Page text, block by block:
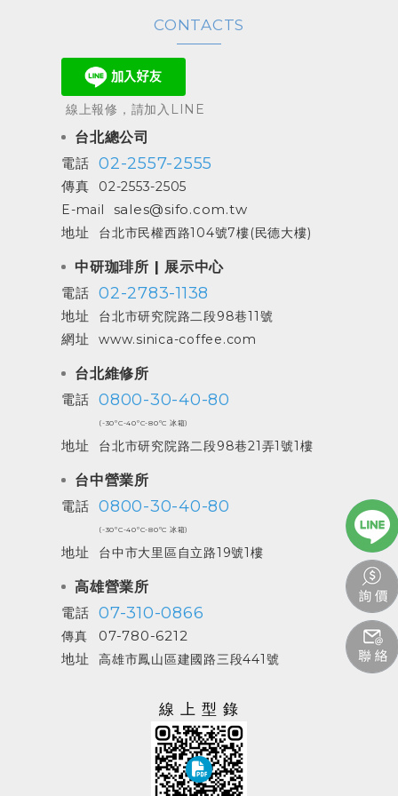
CONTACTS
線上報修，請加入LINE
台北總公司
電話 02-2557-2555
傳真
02-2553-2505
E-mail
sales@sifo.com.tw
地址
台北市民權西路104號7樓(民德大樓)
中研珈琲所 | 展示中心
電話 02-2783-1138
地址 台北市研究院路二段98巷11號
網址 www.sinica-coffee.com
台北維修所
電話 0800-30-40-80
(-30ºC-40ºC-80ºC 冰箱)
地址 台北市研究院路二段98巷21弄1號1樓
台中營業所
電話 0800-30-40-80
(-30ºC-40ºC-80ºC 冰箱)
地址 台中市大里區自立路19號1樓
高雄營業所
電話 07-310-0866
傳真
07-780-6212
地址
高雄市鳳山區建國路三段441號
線上型錄